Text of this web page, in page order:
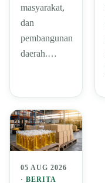
masyarakat,
dan
pembangunan
daerah.…
05 AUG 2026
· BERITA